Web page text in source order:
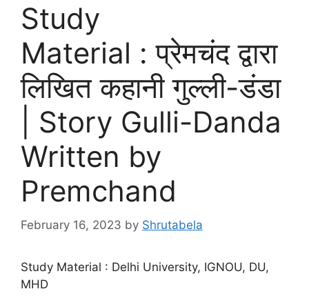
Study
Material : प्रेमचंद द्वारा
लिखित कहानी गुल्‍ली-डंडा
| Story Gulli-Danda
Written by
Premchand
February 16, 2023 by Shrutabela
Study Material : Delhi University, IGNOU, DU,
MHD